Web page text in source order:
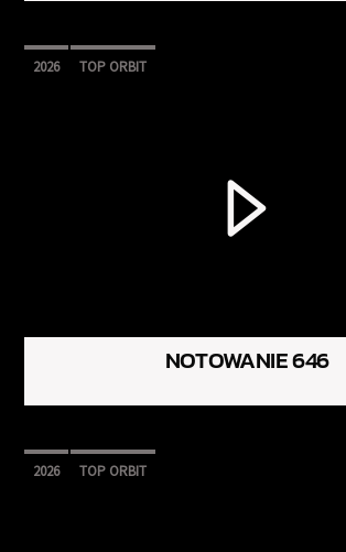
2026 TOP ORBIT
NOTOWANIE 646
2026 TOP ORBIT